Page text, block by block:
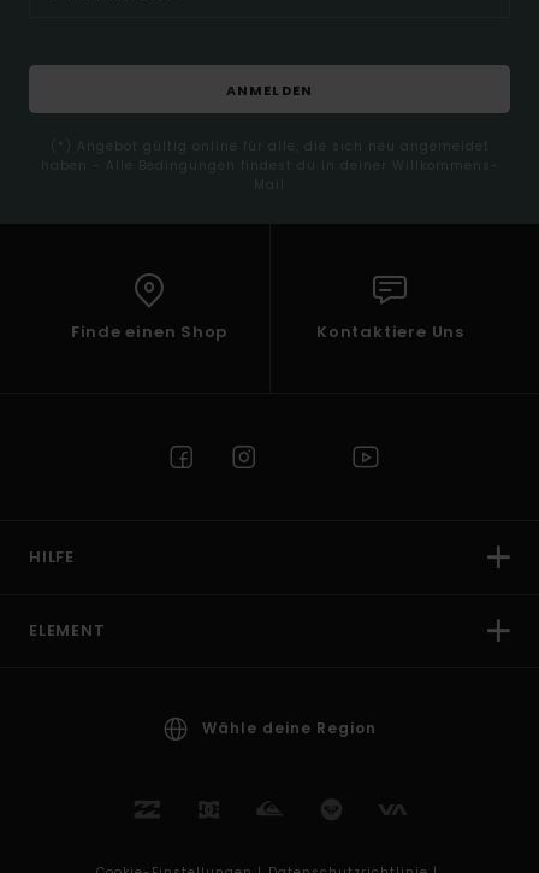
ANMELDEN
(*) Angebot gültig online für alle, die sich neu angemeldet
haben - Alle Bedingungen findest du in deiner Willkommens-
Mail
Finde einen Shop Kontaktiere Uns
HILFE
ELEMENT
Wähle deine Region